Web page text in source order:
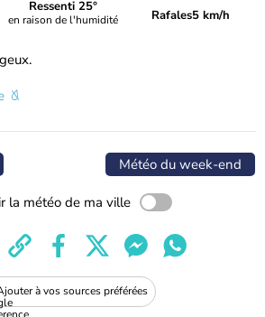
Ressenti 25°
en raison de l'humidité Rafales5 km/h
Météo du week-end
la météo de ma ville
à vos sources préférées